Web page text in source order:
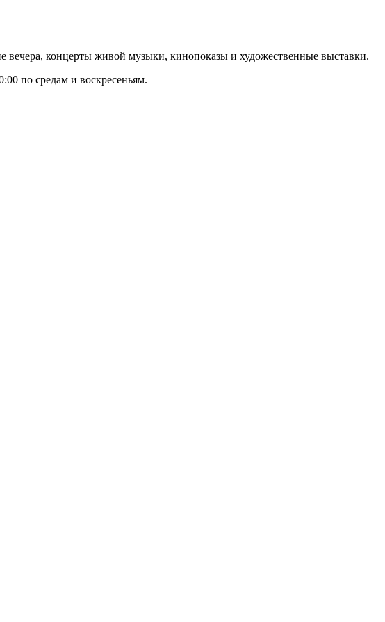
вечера, концерты живой музыки, кинопоказы и художественные выставки.
по средам и воскресеньям.